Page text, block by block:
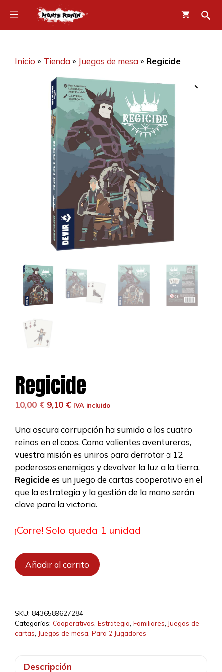
contenido
Menú
Inicio » Tienda» Juegos de mesa» Regicide
Regicide
10,00€ El
original
era:
10,00 €.
9,10 €El
actual
es:
9,10 €.
IVA incluido
Una oscura corrupción ha sumido a los cuatro
reinos en el caos. Como valientes aventureros,
vuestra misión es uniros para derrotar a 12
poderosos enemigos y devolver la luz a la tierra.
Regicidees un juego de cartas cooperativo en el
que la estrategia y la gestión de la mano serán
clave para la victoria.
¡Corre! Solo queda 1 unidad
Regicide
cantidad
Añadir al carrito
SKU: 8436589627284
Categorías: Cooperativos Estrategia Familiares Juegos de
cartas Juegos de mesa Para 2 Jugadores
Descripción